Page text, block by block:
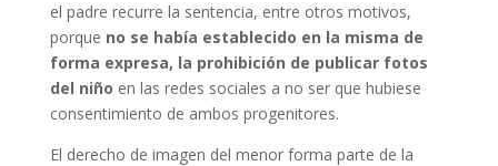
el padre recurre la sentencia, entre otros motivos,
porque no se había establecido en la misma de
forma expresa, la prohibición de publicar fotos
del niño en las redes sociales a no ser que hubiese
consentimiento de ambos progenitores.
El derecho de imagen del menor forma parte de la